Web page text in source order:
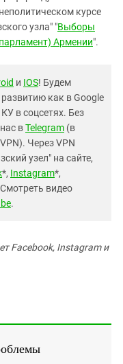
курсе
узла" "Выборы
Армении".
и IOS! Будем
как в Google
в соцсетях. Без
вTelegram (в
Через VPN
узел" на сайте,
*, Instagram*,
видео
.
Facebook, Instagram и